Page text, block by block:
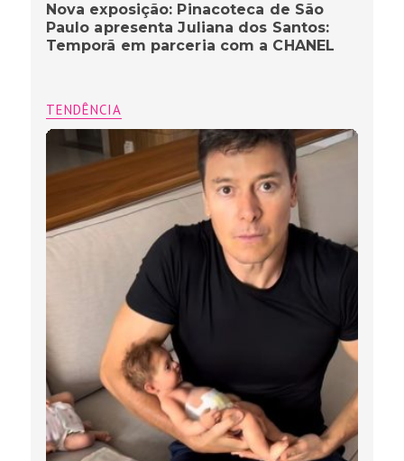
Nova exposição: Pinacoteca de São
Paulo apresenta Juliana dos Santos:
Temporã em parceria com a CHANEL
TENDÊNCIA